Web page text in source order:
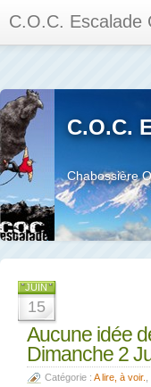
C.O.C. Escalade
Calendrier des
Les membres
Les séances
Privée
La salle et le mur
C.O.C.
Chabossière
JUIN
15
Aucune idée
Dimanche 2
Catégorie : A lire, à voir.